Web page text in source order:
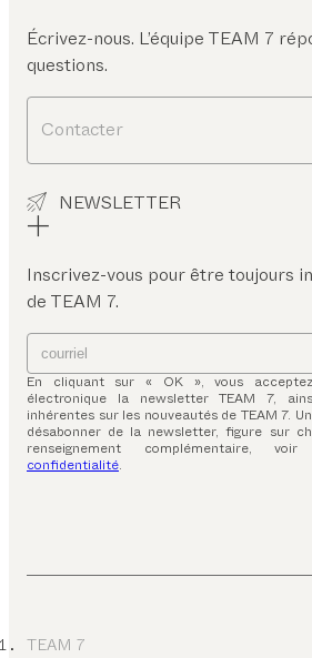
Écrivez-nous. L’équipe TEAM 7
questions.
Contacter
NEWSLETTER
Inscrivez-vous pour être toujours
de TEAM 7.
En cliquant sur « OK », vous
électronique la newsletter TEAM 7,
inhérentes sur les nouveautés de TEAM 7.
désabonner de la newsletter, figure sur
renseignement complémentaire,
confidentialité.
TEAM 7